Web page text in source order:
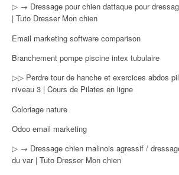
▷ → Dressage pour chien dattaque pour
| Tuto Dresser Mon chien
Email marketing software comparison
Branchement pompe piscine intex tubulaire
▷▷ Perdre tour de hanche et exercices abdos
niveau 3 | Cours de Pilates en ligne
Coloriage nature
Odoo email marketing
▷ → Dressage chien malinois agressif /
du var | Tuto Dresser Mon chien